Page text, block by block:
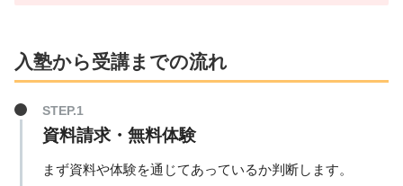
入塾から受講までの流れ
資料請求・無料体験
まず資料や体験を通じてあっているか判断します。